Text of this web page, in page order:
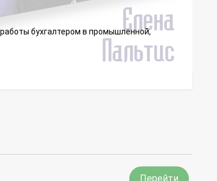
бухгалтером в промышленной,
Перейти